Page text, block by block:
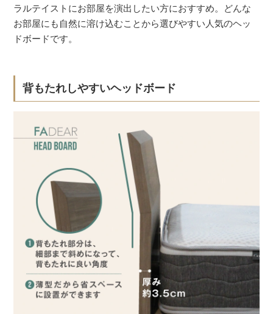
ラルテイストにお部屋を演出したい方におすすめ。どんな
お部屋にも自然に溶け込むことから選びやすい人気のヘッ
ドボードです。
背もたれしやすいヘッドボード